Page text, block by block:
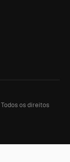
Todos os direitos